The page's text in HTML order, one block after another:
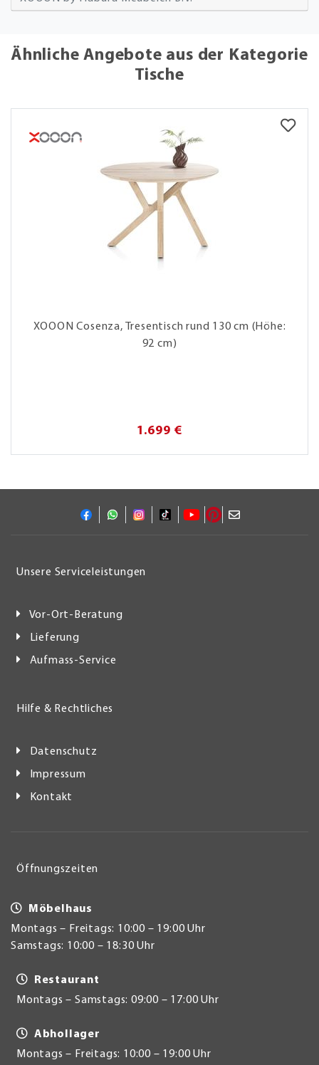
Ähnliche Angebote aus der Kategorie
Tische
XOOON Cosenza, Tresentisch rund 130 cm (Höhe:
92 cm)
1.699 €
Unsere Serviceleistungen
Vor-Ort-Beratung
Lieferung
Aufmass-Service
Hilfe & Rechtliches
Datenschutz
Impressum
Kontakt
Öffnungszeiten
Möbelhaus
Montags – Freitags: 10:00 – 19:00 Uhr
Samstags: 10:00 – 18:30 Uhr
Restaurant
Montags – Samstags: 09:00 – 17:00 Uhr
Abhollager
Montags – Freitags: 10:00 – 19:00 Uhr